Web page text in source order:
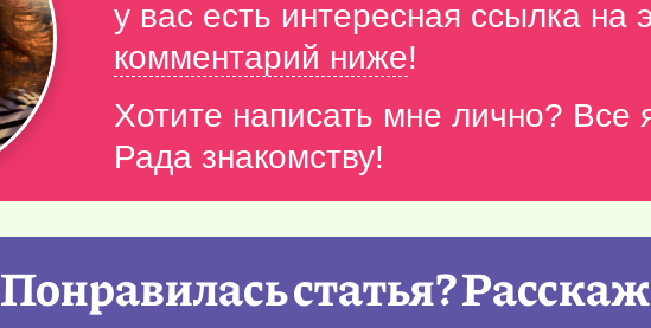
у вас есть интересная ссылка на
комментарий ниже!
Хотите написать мне лично? Все
Рада знакомству!
Понравилась статья?